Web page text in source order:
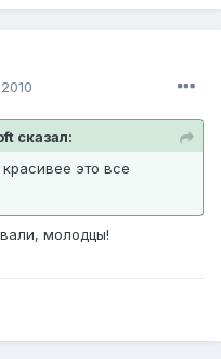
сказал:
это все
молодцы!